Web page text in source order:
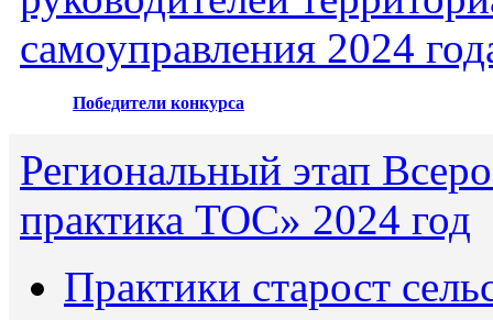
самоуправления 2024
Победители конкурса
Региональный этап
практика ТОС» 2024 год
Практики старост